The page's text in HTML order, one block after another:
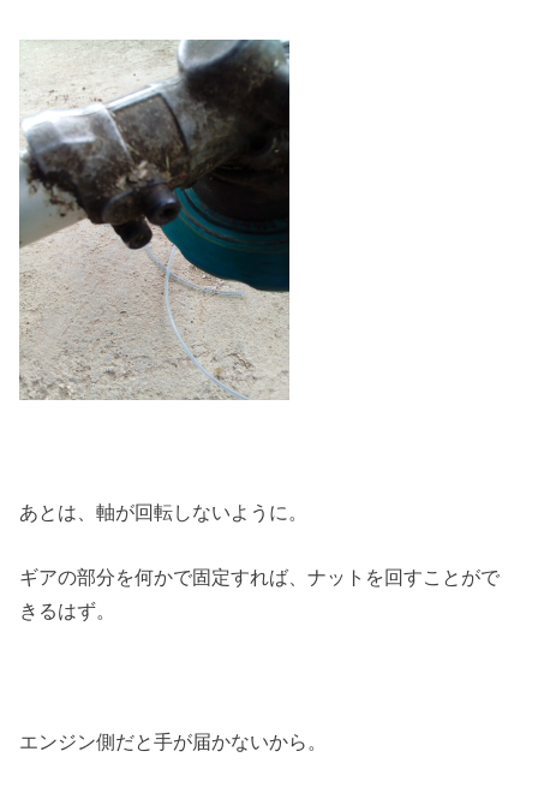
あとは、軸が回転しないように。
ギアの部分を何かで固定すれば、ナットを回すことがで
きるはず。
エンジン側だと手が届かないから。